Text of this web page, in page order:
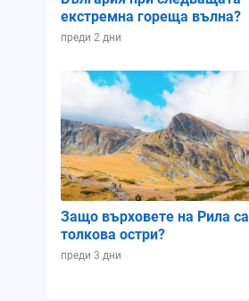
екстремна гореща вълна?
преди 2 дни
Защо върховете на Рила са
толкова остри?
преди 3 дни